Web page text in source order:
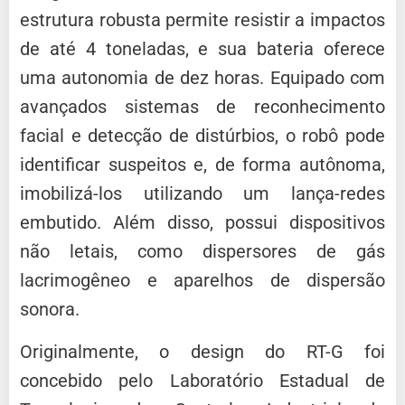
estrutura robusta permite resistir a impactos
de até 4 toneladas, e sua bateria oferece
uma autonomia de dez horas. Equipado com
avançados sistemas de reconhecimento
facial e detecção de distúrbios, o robô pode
identificar suspeitos e, de forma autônoma,
imobilizá-los utilizando um lança-redes
embutido. Além disso, possui dispositivos
não letais, como dispersores de gás
lacrimogêneo e aparelhos de dispersão
sonora.
Originalmente, o design do RT-G foi
concebido pelo Laboratório Estadual de